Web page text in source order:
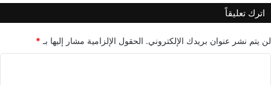
اترك تعليقاً
لن يتم نشر عنوان بريدك الإلكتروني. الحقول الإلزامية مشار إليها بـ *